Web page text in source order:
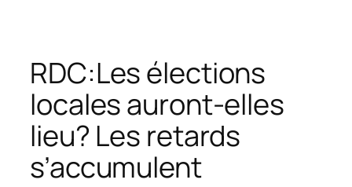
RDC:Les élections
locales auront-elles
lieu? Les retards
s’accumulent